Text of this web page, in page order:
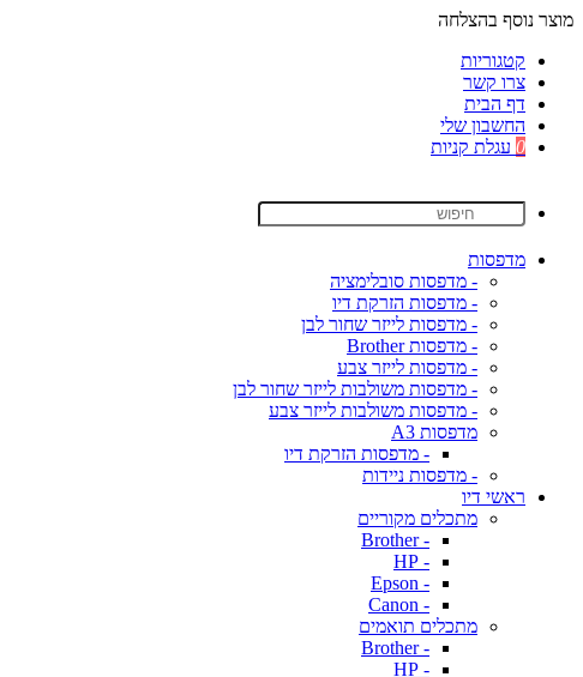
מוצר נוסף בהצלחה
קטגוריות
צרו קשר
דף הבית
החשבון שלי
0 עגלת קניות
מדפסות
- מדפסות סובלימציה
- מדפסות הזרקת דיו
- מדפסות לייזר שחור לבן
- מדפסות Brother
- מדפסות לייזר צבע
- מדפסות משולבות לייזר שחור לבן
- מדפסות משולבות לייזר צבע
מדפסות A3
- מדפסות הזרקת דיו
- מדפסות ניידות
ראשי דיו
מתכלים מקוריים
- Brother
- HP
- Epson
- Canon
מתכלים תואמים
- Brother
- HP